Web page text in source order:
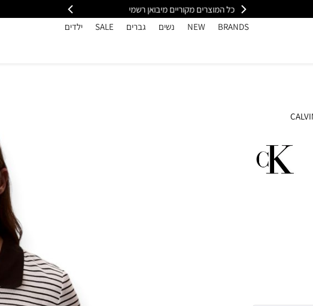
משלוח מהיר עד הבית חינם בקנייה מעל 399
BRANDS
NEW נשים גברים SALE ילדים